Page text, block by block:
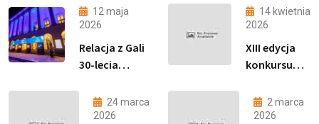
12 maja
2026
Relacja z Gali
30-lecia
Doradcy
Podatkowego
14 kwietnia
2026
XIII edycja
konkursu
proste jak
drut”
24 marca
2026
2 marca
2026